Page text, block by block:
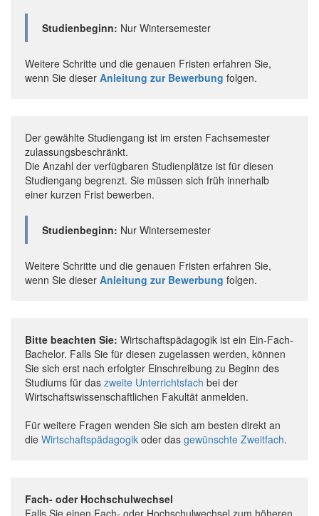
Studienbeginn: Nur Wintersemester
Weitere Schritte und die genauen Fristen erfahren Sie,
wenn Sie dieser Anleitung zur Bewerbung folgen.
Der gewählte Studiengang ist im ersten Fachsemester
zulassungsbeschränkt.
Die Anzahl der verfügbaren Studienplätze ist für diesen
Studiengang begrenzt. Sie müssen sich früh innerhalb
einer kurzen Frist bewerben.
Studienbeginn: Nur Wintersemester
Weitere Schritte und die genauen Fristen erfahren Sie,
wenn Sie dieser Anleitung zur Bewerbung folgen.
Bitte beachten Sie: Wirtschaftspädagogik ist ein Ein-Fach-
Bachelor. Falls Sie für diesen zugelassen werden, können
Sie sich erst nach erfolgter Einschreibung zu Beginn des
Studiums für das zweite Unterrichtsfach bei der
Wirtschaftswissenschaftlichen Fakultät anmelden.
Für weitere Fragen wenden Sie sich am besten direkt an
die Wirtschaftspädagogik oder das gewünschte Zweitfach.
Fach- oder Hochschulwechsel
Falls Sie einen Fach- oder Hochschulwechsel zum höheren